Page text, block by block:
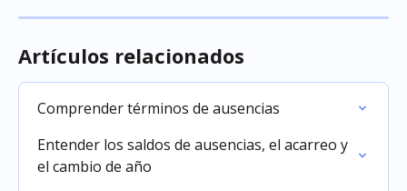
Artículos relacionados
Comprender términos de ausencias
Entender los saldos de ausencias, el acarreo y
el cambio de año